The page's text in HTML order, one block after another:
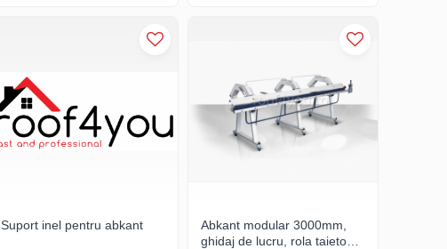
Suport inel pentru abkant
Abkant modular 3000mm,
ghidaj de lucru, rola taietoare